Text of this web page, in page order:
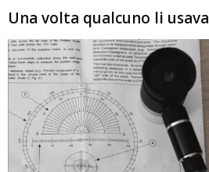
Una volta qualcuno li usava